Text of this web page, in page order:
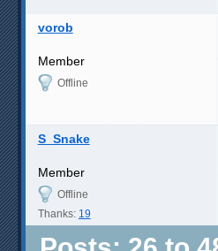
vorob
Member
Offline
S_Snake
Member
Offline
Thanks: 19